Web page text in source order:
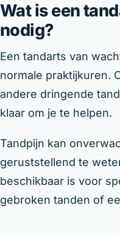
Wat is een
nodig?
Een tandarts van
normale praktijkuren.
andere dringende
klaar om je te helpen.
Tandpijn kan
geruststellend te
beschikbaar is voor
gebroken tanden of